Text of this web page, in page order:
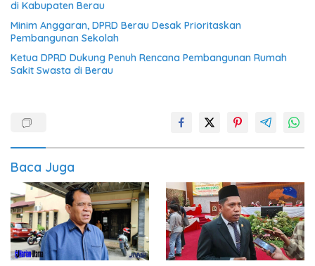
di Kabupaten Berau
Minim Anggaran, DPRD Berau Desak Prioritaskan
Pembangunan Sekolah
Ketua DPRD Dukung Penuh Rencana Pembangunan Rumah
Sakit Swasta di Berau
Baca Juga